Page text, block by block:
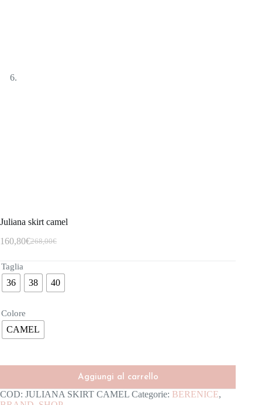
Juliana skirt camel
268,00€
160,80€
Taglia
36 38 40
Colore
CAMEL
Aggiungi al carrello
COD: JULIANA SKIRT CAMEL Categorie: BERENICE,